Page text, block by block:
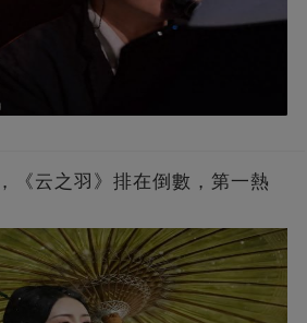
《云之羽》排在倒數，第一熱